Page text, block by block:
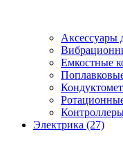
Аксессуары
Емкостные
Электрика (27)